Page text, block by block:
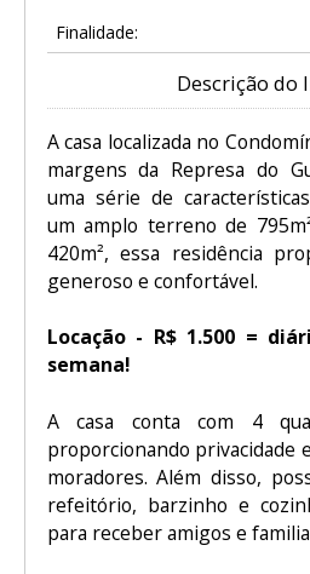
Finalidade:
Descrição do
A casa localizada no
margens da Represa do
uma série de
um amplo terreno de
420m², essa residência
generoso e confortável.
Locação - R$ 1.500 =
semana!
A casa conta com 4
proporcionando privacidade
moradores. Além disso,
refeitório, barzinho e
para receber amigos e